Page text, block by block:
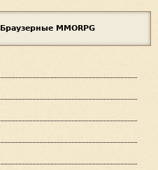
Браузерные MMORPG